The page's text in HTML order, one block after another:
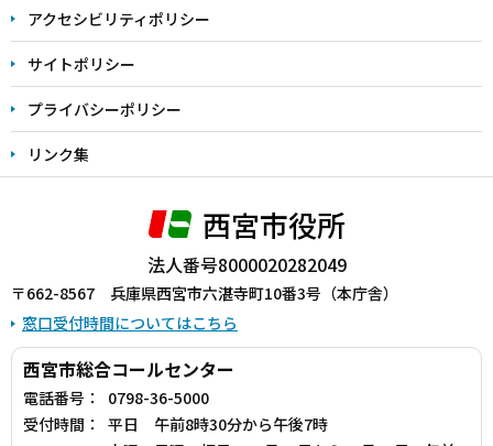
アクセシビリティポリシー
サイトポリシー
プライバシーポリシー
リンク集
西宮市役所
法人番号8000020282049
〒662-8567 兵庫県西宮市六湛寺町10番3号（本庁舎）
窓口受付時間についてはこちら
西宮市総合コールセンター
電話番号：
0798-36-5000
受付時間：
平日 午前8時30分から午後7時